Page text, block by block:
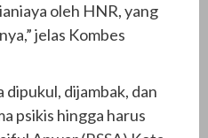
oleh HNR, yang
jelas Kombes
dipukul, dijambak, dan
psikis hingga harus